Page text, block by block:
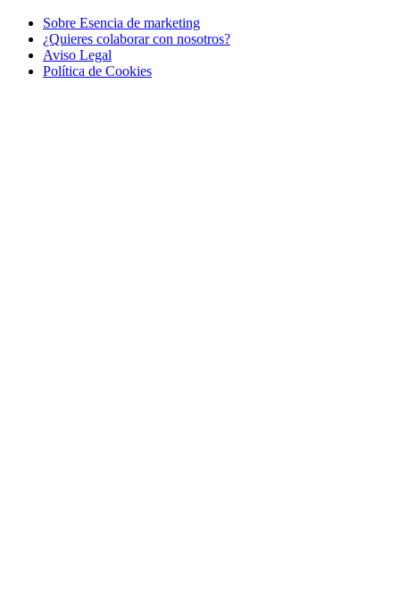
Sobre Esencia de marketing
¿Quieres colaborar con nosotros?
Aviso Legal
Polí­tica de Cookies